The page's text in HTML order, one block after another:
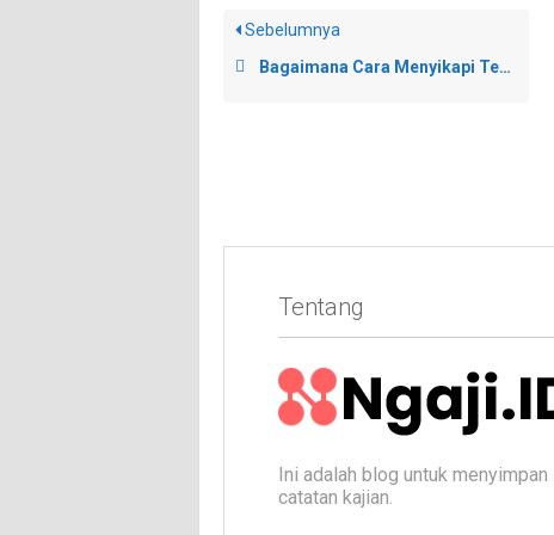
Sebelumnya
Bagaimana Cara Menyikapi Tetangga Yang Nongkrong Saat Adzan?
Tentang
Ini adalah blog untuk menyimpan
catatan kajian.